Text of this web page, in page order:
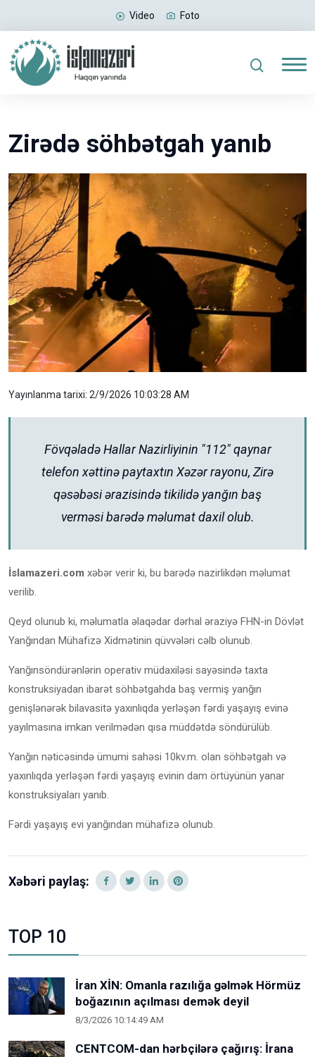
Video Foto
Zirədə söhbətgah yanıb
Yayınlanma tarixi: 2/9/2026 10:03:28 AM
Fövqəladə Hallar Nazirliyinin "112" qaynar
telefon xəttinə paytaxtın Xəzər rayonu, Zirə
qəsəbəsi ərazisində tikilidə yanğın baş
verməsi barədə məlumat daxil olub.
İslamazeri.com xəbər verir ki, bu barədə nazirlikdən məlumat
verilib.
Qeyd olunub ki, məlumatla əlaqədar dərhal əraziyə FHN-in Dövlət
Yanğından Mühafizə Xidmətinin qüvvələri cəlb olunub.
Yanğınsöndürənlərin operativ müdaxiləsi sayəsində taxta
konstruksiyadan ibarət söhbətgahda baş vermiş yanğın
genişlənərək bilavasitə yaxınlıqda yerləşən fərdi yaşayış evinə
yayılmasına imkan verilmədən qısa müddətdə söndürülüb.
Yanğın nəticəsində ümumi sahəsi 10kv.m. olan söhbətgah və
yaxınlıqda yerləşən fərdi yaşayış evinin dam örtüyünün yanar
konstruksiyaları yanıb.
Fərdi yaşayış evi yanğından mühafizə olunub.
Xəbəri paylaş:
TOP 10
İran XİN: Omanla razılığa gəlmək Hörmüz
boğazının açılması demək deyil
8/3/2026 10:14:49 AM
CENTCOM-dan hərbçilərə çağırış: İrana